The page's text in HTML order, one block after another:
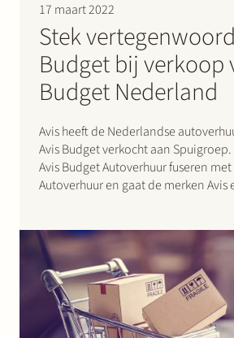
17 maart 2022
Stek
Budget bij verkoop
Budget Nederland
Avis heeft de Nederlandse
Avis Budget verkocht aan
Avis Budget Autoverhuur fuseren
Autoverhuur en gaat de merken Avis